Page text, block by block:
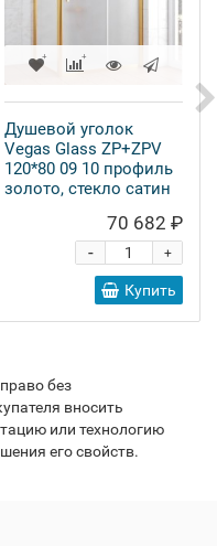
Душевой уголок
Vegas Glass ZP+ZPV
120*80 09 10 профиль
золото, стекло сатин
70 682 ₽
+
-
Купить
без
вносить
или технологию
его свойств.